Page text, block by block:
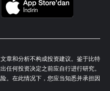
章和分析不构成投资建议。鉴于比特
任何投资决定之前应自行进行研究。
。在此情况下，您应当知悉并承担因